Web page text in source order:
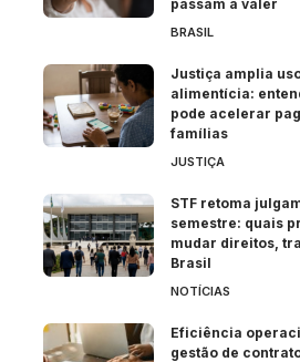
passam a valer
BRASIL
Justiça amplia
alimentícia:
pode acelerar
famílias
JUSTIÇA
STF retoma
semestre: quais
mudar direitos,
Brasil
NOTÍCIAS
Eficiência
gestão de